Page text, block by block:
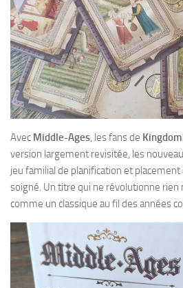
Avec Middle-Ages, les fans de
version largement revisitée, les
jeu familial de planification et
soigné. Un titre qui ne révolutionne rien
comme un classique au fil des années